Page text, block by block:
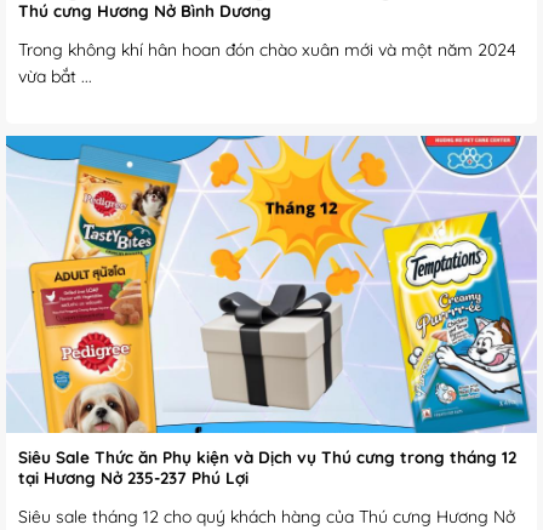
Thú cưng Hương Nở Bình Dương
Trong không khí hân hoan đón chào xuân mới và một năm 2024
vừa bắt ...
Siêu Sale Thức ăn Phụ kiện và Dịch vụ Thú cưng trong tháng 12
tại Hương Nở 235-237 Phú Lợi
Siêu sale tháng 12 cho quý khách hàng của Thú cưng Hương Nở